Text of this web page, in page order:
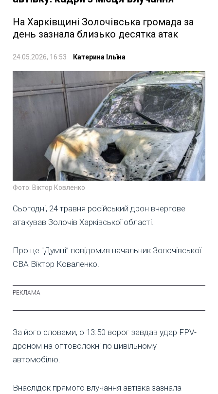
На Харківщині Золочівська громада за
день зазнала близько десятка атак
24.05.2026, 16:53 Катерина Ільїна
Фото: Віктор Ковленко
Сьогодні, 24 травня російський дрон вчергове
атакував Золочів Харківської області.
Про це "Думці” повідомив начальник Золочівської
СВА Віктор Коваленко.
За його словами, о 13:50 ворог завдав удар FPV-
дроном на оптоволокні по цивільному
автомобілю.
Внаслідок прямого влучання автівка зазнала